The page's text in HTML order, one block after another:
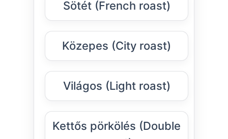
Sötét (French roast)
Közepes (City roast)
Világos (Light roast)
Kettős pörkölés (Double